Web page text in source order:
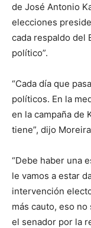
de José Antonio
elecciones
cada respaldo del
político”.
“Cada día que
políticos. En la
en la campaña de
tiene”, dijo
“Debe haber una
le vamos a estar
intervención
más cauto, eso
el senador por la